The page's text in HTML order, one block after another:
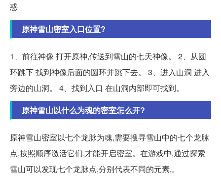
惑
原神雪山密室入口位置?
1、前往神像 打开原神,传送到雪山的七天神像。 2、从圆
环跳下 找到神像后面的圆环并跳下去。 3、进入山洞 进入
旁边的山洞。 4、找到入口 在山洞内部即可找到。
原神雪山以什么为魂的密室怎么开?
原神雪山密室以七个龙脉为魂,需要搜寻雪山中的七个龙脉
点,按照顺序激活它们,才能开启密室。在游戏中,通过探索
雪山可以发现七个龙脉点,分别代表不同的元素,。